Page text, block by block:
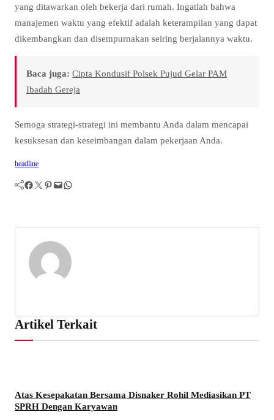
yang ditawarkan oleh bekerja dari rumah. Ingatlah bahwa
manajemen waktu yang efektif adalah keterampilan yang dapat
dikembangkan dan disempurnakan seiring berjalannya waktu.
Baca juga: Cipta Kondusif Polsek Pujud Gelar PAM
Ibadah Gereja
Semoga strategi-strategi ini membantu Anda dalam mencapai
kesuksesan dan keseimbangan dalam pekerjaan Anda.
headline
Facebook Twitter Pinterest Mail WhatsApp
Artikel Terkait
Atas Kesepakatan Bersama Disnaker Rohil Mediasikan PT
SPRH Dengan Karyawan